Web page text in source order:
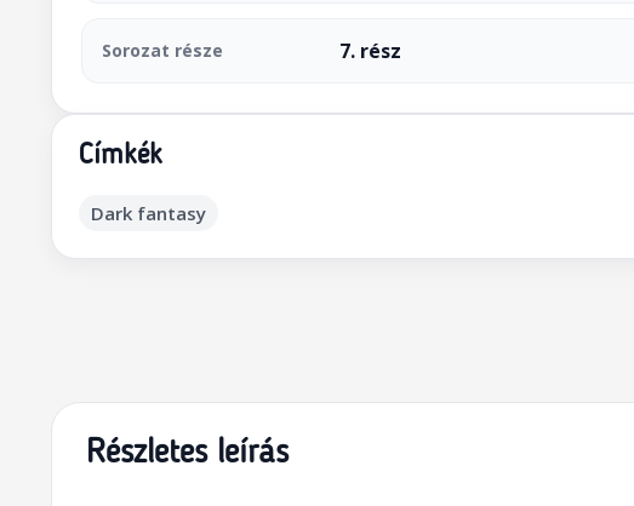
Sorozat része 7. rész
Címkék
Dark fantasy
Részletes leírás